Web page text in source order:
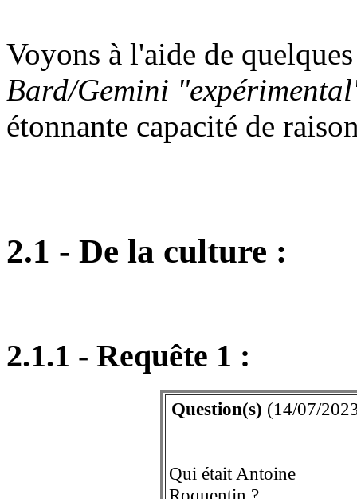
Voyons à l'aide de
Bard/Gemini
étonnante capacité de
2.1 - De la culture :
2.1.1 - Requête 1 :
Question(s) (14/07/
Qui était Antoine